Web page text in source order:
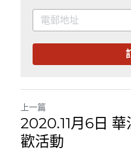
上一篇
2020.11月6日
歡活動